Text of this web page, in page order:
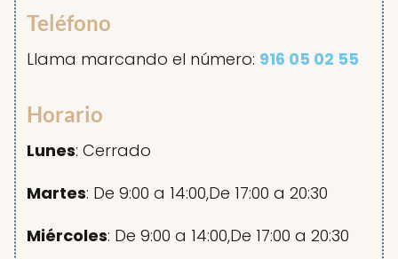
Teléfono
Llama marcando el número: 916 05 02 55
Horario
Lunes: Cerrado
Martes: De 9:00 a 14:00,De 17:00 a 20:30
Miércoles: De 9:00 a 14:00,De 17:00 a 20:30